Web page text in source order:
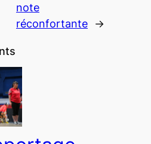
note
réconfortante
→